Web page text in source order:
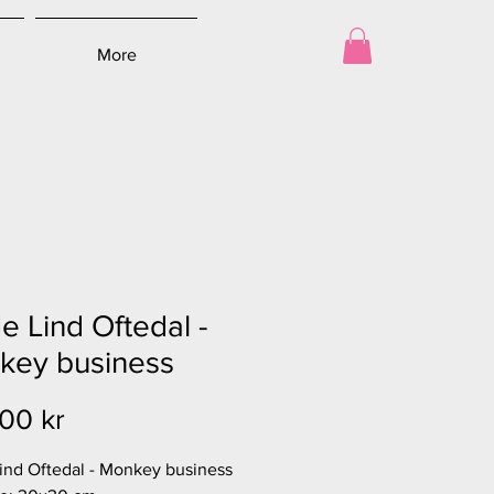
More
Lind Oftedal -
business
kr
Oftedal - Monkey business